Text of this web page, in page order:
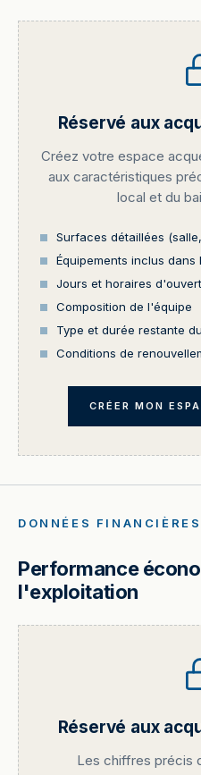
Réservé aux
Créez votre espace
aux caractéristiques
local et du
Surfaces détaillées
Équipements inclus dans
Jours et horaires
Composition de l'équipe
Type et durée restante
Conditions de
CRÉER MON
DONNÉES FINANCIÈRES
Performance
l'exploitation
Réservé aux
Les chiffres précis